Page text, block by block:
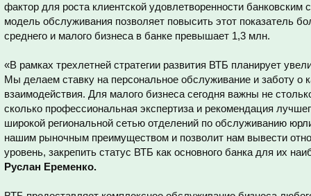
фактор для роста клиентской удовлетворенности
модель обслуживания позволяет повысить этот показатель
среднего и малого бизнеса в банке превышает 1,3 млн.
«В рамках трехлетней стратегии развития ВТБ планирует
Мы делаем ставку на персональное обслуживание и заботу о
взаимодействия. Для малого бизнеса сегодня важны не
сколько профессиональная экспертиза и рекомендация
широкой региональной сетью отделений по обслуживанию
нашим рыночным преимуществом и позволит нам вывести
уровень, закрепить статус ВТБ как основного банка для их
Руслан Еременко.